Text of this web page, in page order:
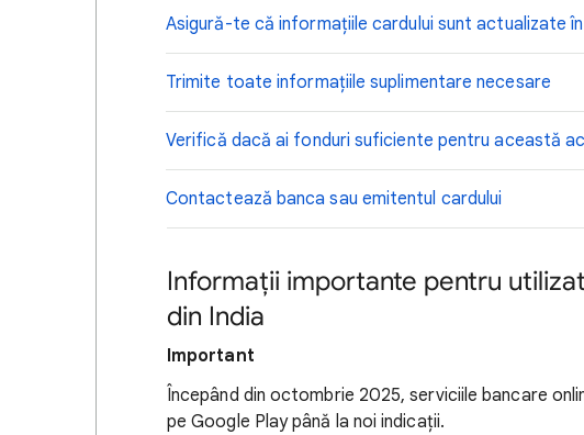
Asigură-te că informațiile cardului sunt actualizate
Trimite toate informațiile suplimentare necesare
Verifică dacă ai fonduri suficiente pentru această
Contactează banca sau emitentul cardului
Informații importante pentru
din India
Important
Începând din octombrie 2025, serviciile bancare
pe Google Play până la noi indicații.